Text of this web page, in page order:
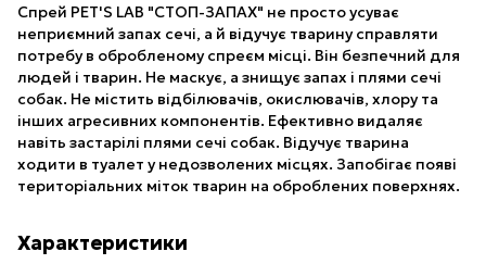
Спрей PET'S LAB "СТОП-ЗАПАХ" не просто усуває
неприємний запах сечі, а й відучує тварину справляти
потребу в обробленому спреєм місці. Він безпечний для
людей і тварин. Не маскує, а знищує запах і плями сечі
собак. Не містить відбілювачів, окислювачів, хлору та
інших агресивних компонентів. Ефективно видаляє
навіть застарілі плями сечі собак. Відучує тварина
ходити в туалет у недозволених місцях. Запобігає появі
територіальних міток тварин на оброблених поверхнях.
Характеристики